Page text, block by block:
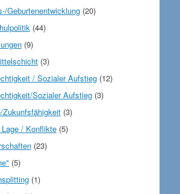
Geburtenentwicklung(20)
(44)
(9)
(3)
/ Sozialer Aufstieg(12)
Sozialer Aufstieg(3)
Zukunfsfähigkeit(3)
/ Konflikte(5)
(23)
(5)
(1)